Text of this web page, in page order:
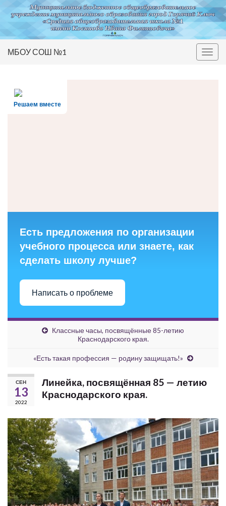
Вкл/
МБОУ СОШ №1
Решаем вместе
Есть предложения по организации
учебного процесса или знаете, как
сделать школу лучше?
Написать о проблеме
Классные часы, посвящённые 85-летию
Краснодарского края.
«Есть такая профессия — родину защищать!»
СЕН
13
2022
Линейка, посвящённая 85 — летию
Краснодарского края.